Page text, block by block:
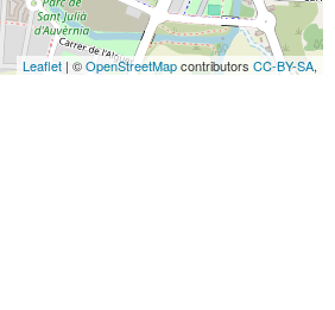
Leaflet | ©OpenStreetMapcontributors CC-BY-SA,